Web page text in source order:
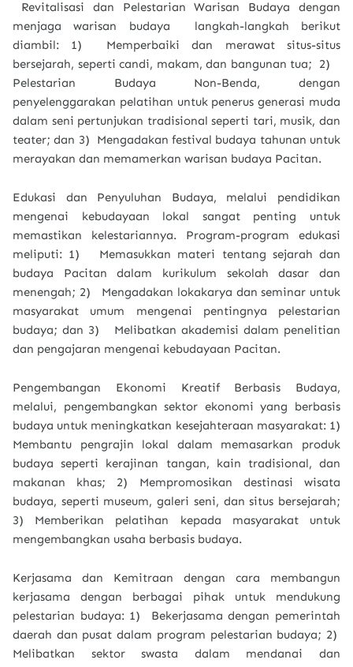
Revitalisasi dan Pelestarian Warisan Budaya dengan
menjaga warisan budaya langkah-langkah berikut
diambil: 1) Memperbaiki dan merawat situs-situs
bersejarah, seperti candi, makam, dan bangunan tua; 2)
Pelestarian Budaya Non-Benda, dengan
penyelenggarakan pelatihan untuk penerus generasi muda
dalam seni pertunjukan tradisional seperti tari, musik, dan
teater; dan 3) Mengadakan festival budaya tahunan untuk
merayakan dan memamerkan warisan budaya Pacitan.
Edukasi dan Penyuluhan Budaya, melalui pendidikan
mengenai kebudayaan lokal sangat penting untuk
memastikan kelestariannya. Program-program edukasi
meliputi: 1) Memasukkan materi tentang sejarah dan
budaya Pacitan dalam kurikulum sekolah dasar dan
menengah; 2)
Mengadakan lokakarya dan seminar untuk
masyarakat umum mengenai pentingnya pelestarian
budaya; dan 3)
Melibatkan akademisi dalam penelitian
dan pengajaran mengenai kebudayaan Pacitan.
Pengembangan Ekonomi Kreatif Berbasis Budaya,
melalui, pengembangkan sektor ekonomi yang berbasis
budaya untuk meningkatkan kesejahteraan masyarakat: 1)
Membantu pengrajin lokal dalam memasarkan produk
budaya seperti kerajinan tangan, kain tradisional, dan
makanan khas; 2) Mempromosikan destinasi wisata
budaya, seperti museum, galeri seni, dan situs bersejarah;
3) Memberikan pelatihan kepada masyarakat untuk
mengembangkan usaha berbasis budaya.
Kerjasama dan Kemitraan dengan cara membangun
kerjasama dengan berbagai pihak untuk mendukung
pelestarian budaya: 1) Bekerjasama dengan pemerintah
daerah dan pusat dalam program pelestarian budaya; 2)
Melibatkan sektor swasta dalam mendanai dan